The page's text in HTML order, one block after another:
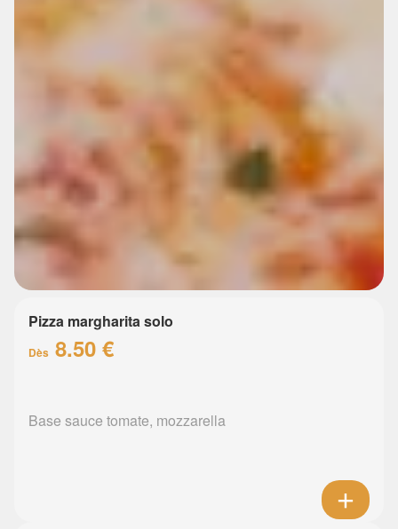
Pizza margharita solo
Dès 8.50 €
Base sauce tomate, mozzarella